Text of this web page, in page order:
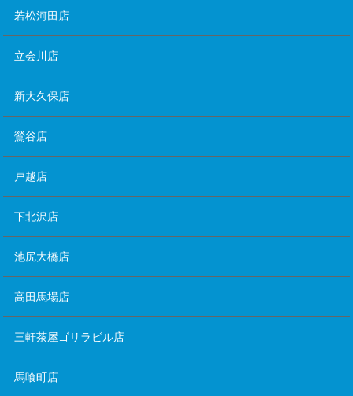
若松河田店
立会川店
新大久保店
鶯谷店
戸越店
下北沢店
池尻大橋店
高田馬場店
三軒茶屋ゴリラビル店
馬喰町店